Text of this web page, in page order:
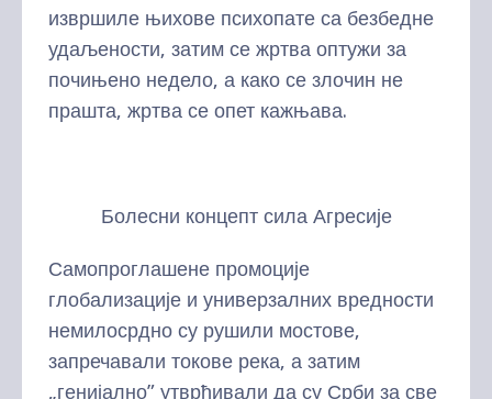
извршиле њихове психопате са безбедне
удаљености, затим се жртва оптужи за
почињено недело, а како се злочин не
прашта, жртва се опет кажњава.
Болесни концепт сила Агресије
Самопроглашене промоције
глобализације и универзалних вредности
немилосрдно су рушили мостове,
запречавали токове река, а затим
„генијално” утврђивали да су Срби за све